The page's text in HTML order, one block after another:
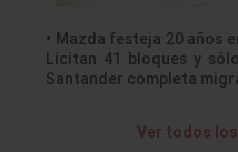
• Mazda festeja 20 años
Licitan 41 bloques y
Santander completa
Ver todos